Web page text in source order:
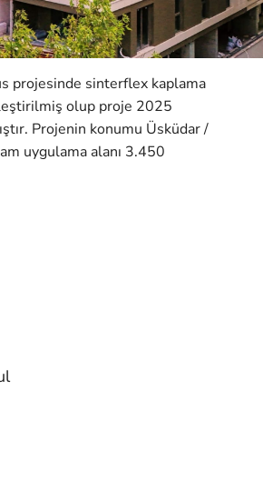
projesinde sinterflex kaplama
olup proje 2025
Projenin konumu Üsküdar /
uygulama alanı 3.450